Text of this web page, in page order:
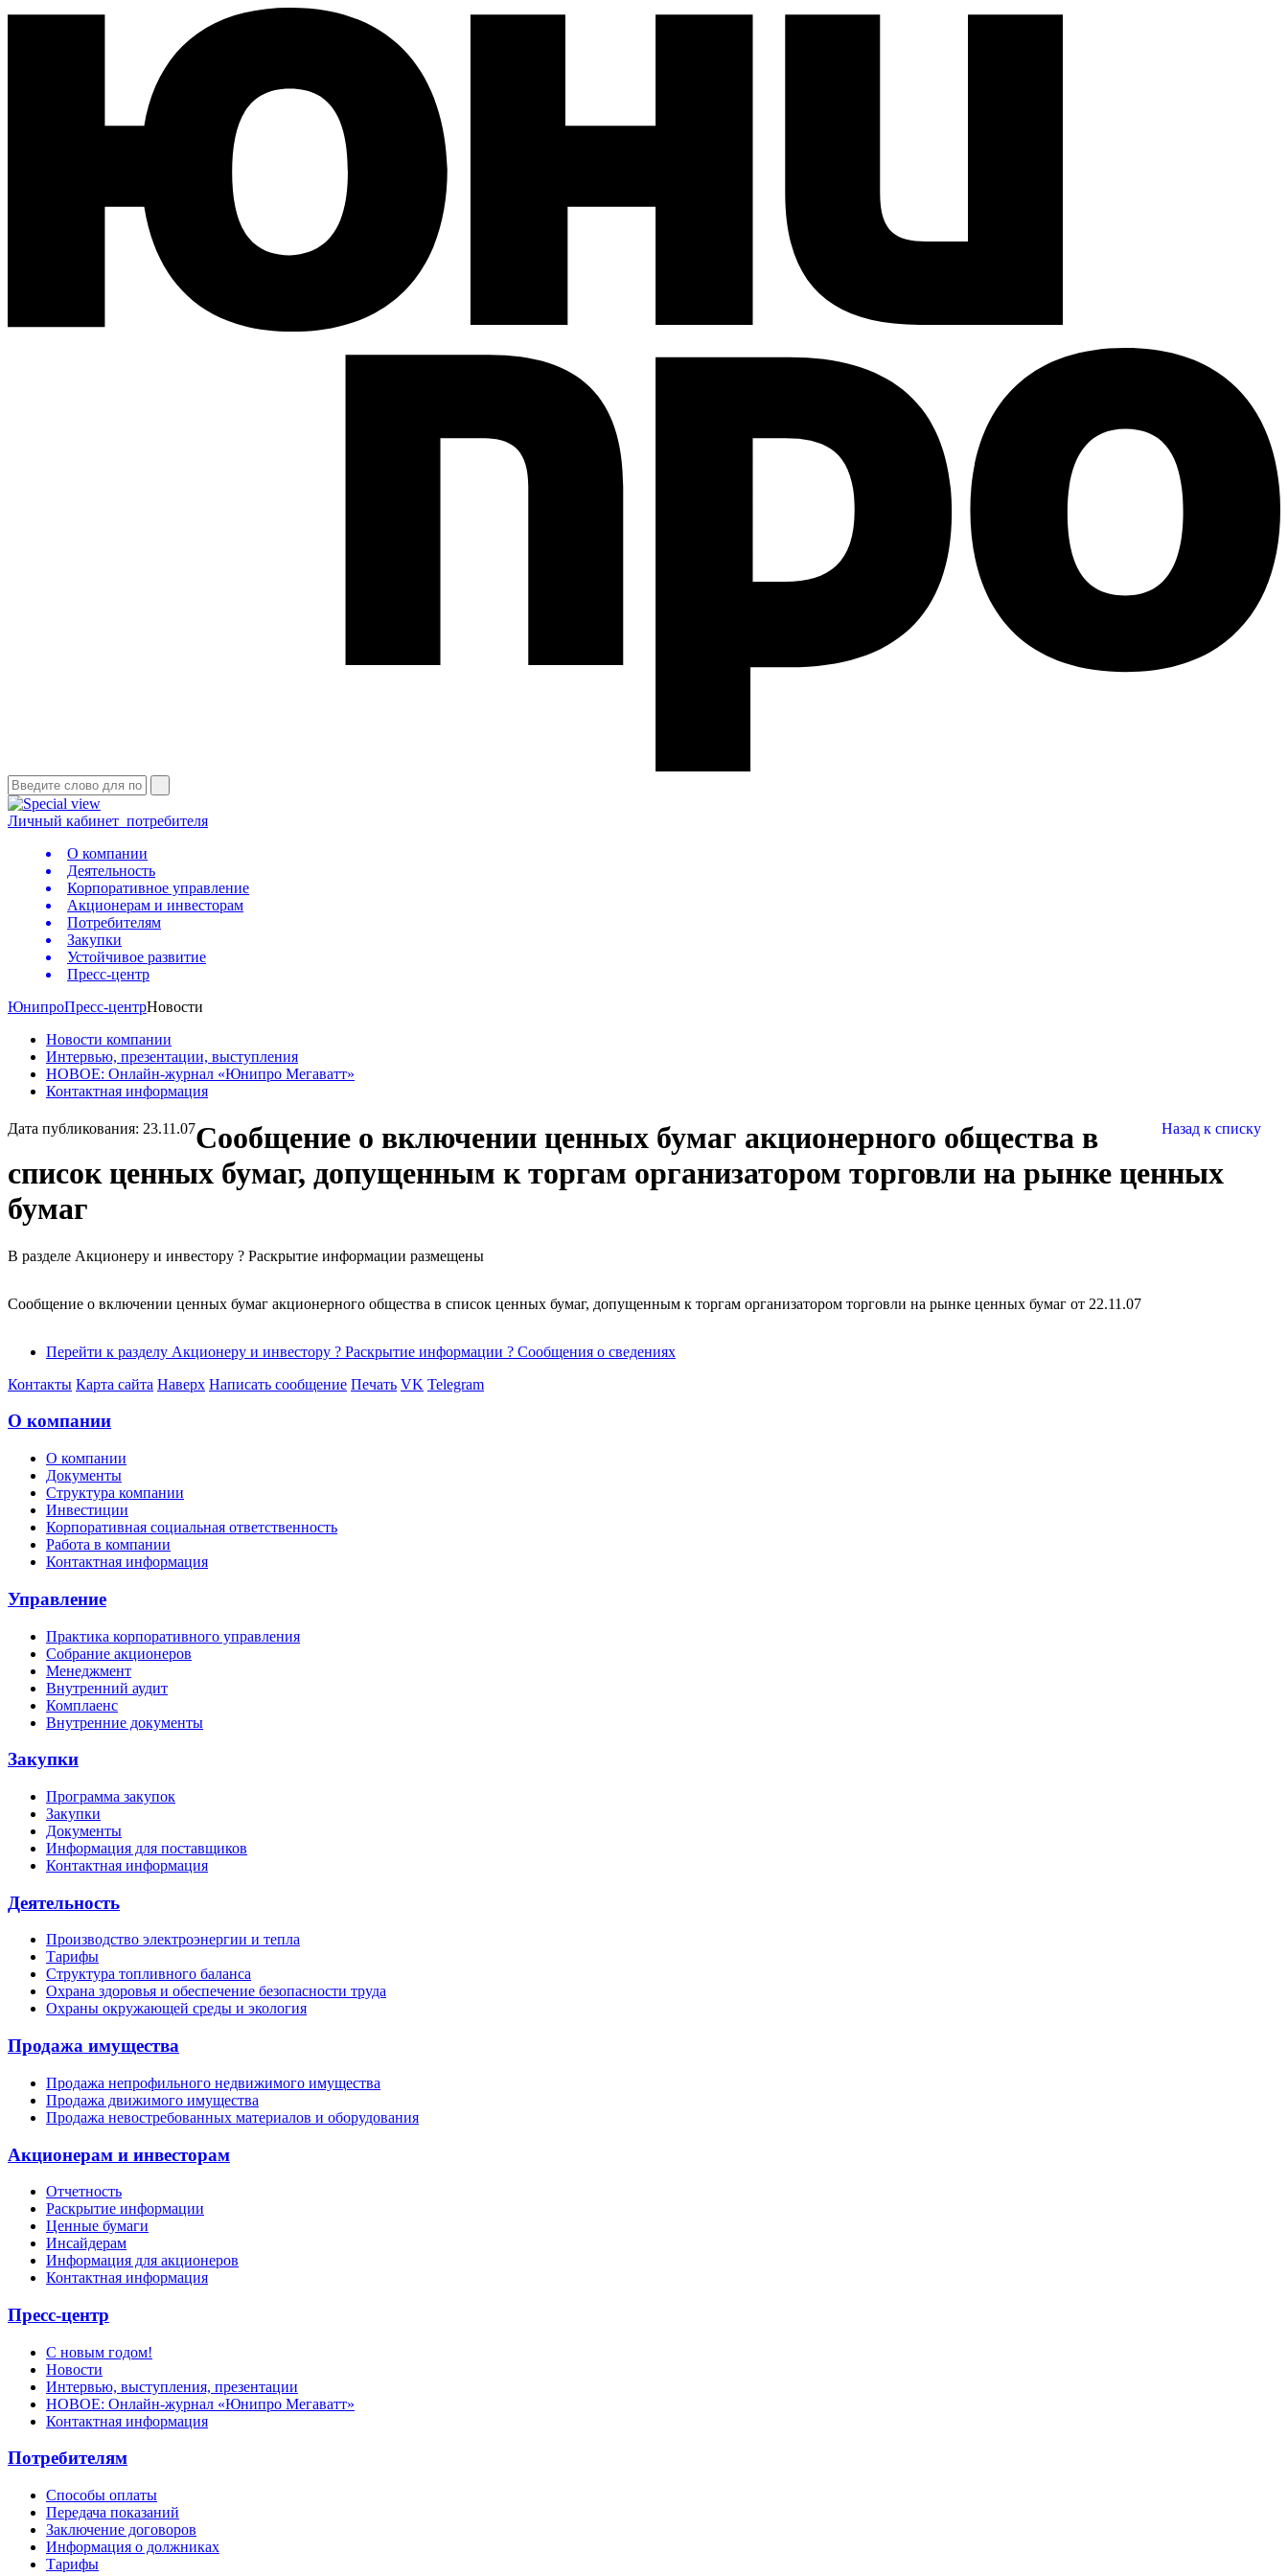
Личный кабинет потребителя
О компании
Деятельность
Корпоративное управление
Акционерам и инвесторам
Потребителям
Закупки
Устойчивое развитие
Пресс-центр
ЮнипроПресс-центрНовости
Новости компании
Интервью, презентации, выступления
НОВОЕ: Онлайн-журнал «Юнипро Мегаватт»
Контактная информация
Дата публикования: 23.11.07 Назад к списку
Сообщение о включении ценных бумаг акционерного общества в
список ценных бумаг, допущенным к торгам организатором торговли на рынке ценных
бумаг
В разделе Акционеру и инвестору ? Раскрытие информации размещены
Сообщение о включении ценных бумаг акционерного общества в список ценных бумаг, допущенным к торгам организатором торговли на рынке ценных бумаг от 22.11.07
Перейти к разделу Акционеру и инвестору ? Раскрытие информации ? Сообщения о сведениях
Контакты Карта сайта Наверх Написать сообщение Печать VK Telegram
О компании
О компании
Документы
Структура компании
Инвестиции
Корпоративная социальная ответственность
Работа в компании
Контактная информация
Управление
Практика корпоративного управления
Собрание акционеров
Менеджмент
Внутренний аудит
Комплаенс
Внутренние документы
Закупки
Программа закупок
Закупки
Документы
Информация для поставщиков
Контактная информация
Деятельность
Производство электроэнергии и тепла
Тарифы
Структура топливного баланса
Охрана здоровья и обеспечение безопасности труда
Охраны окружающей среды и экология
Продажа имущества
Продажа непрофильного недвижимого имущества
Продажа движимого имущества
Продажа невостребованных материалов и оборудования
Акционерам и инвесторам
Отчетность
Раскрытие информации
Ценные бумаги
Инсайдерам
Информация для акционеров
Контактная информация
Пресс-центр
С новым годом!
Новости
Интервью, выступления, презентации
НОВОЕ: Онлайн-журнал «Юнипро Мегаватт»
Контактная информация
Потребителям
Способы оплаты
Передача показаний
Заключение договоров
Информация о должниках
Тарифы